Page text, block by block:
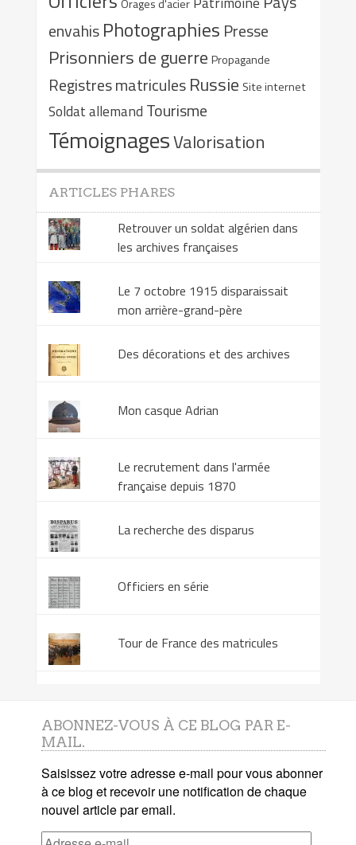
Orages d'acier
envahis Photographies Presse
Prisonniers de guerre Propagande
Registres matricules Russie Site internet
Soldat allemand Tourisme
TémoignagesValorisation
ARTICLES PHARES
Retrouver un soldat algérien dans
les archives françaises
Le 7 octobre 1915 disparaissait
mon arrière-grand-père
Des décorations et des archives
Mon casque Adrian
Le recrutement dans l'armée
française depuis 1870
La recherche des disparus
Officiers en série
Tour de France des matricules
ABONNEZ-VOUS À CE BLOG PAR E-
MAIL.
Saisissez votre adresse e-mail pour vous abonner
à ce blog et recevoir une notification de chaque
nouvel article par email.
Adresse